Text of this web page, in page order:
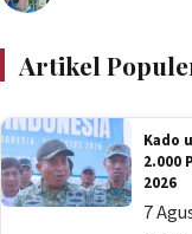
Artikel
Kado
2.000
2026
7